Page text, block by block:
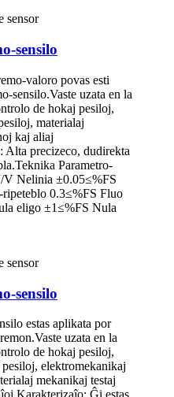
sensilo
valoro povas esti
sensilo.Vaste uzata en la
de hokaj pesiloj,
materialaj
kaj aliaj
Alta precizeco, dudirekta
Parametro-
V Nelinia ±0.05≤%FS
0.3≤%FS Fluo
eligo ±1≤%FS Nula
sensilo
estas aplikata por
uzata en la
de hokaj pesiloj,
elektromekanikaj
mekanikaj testaj